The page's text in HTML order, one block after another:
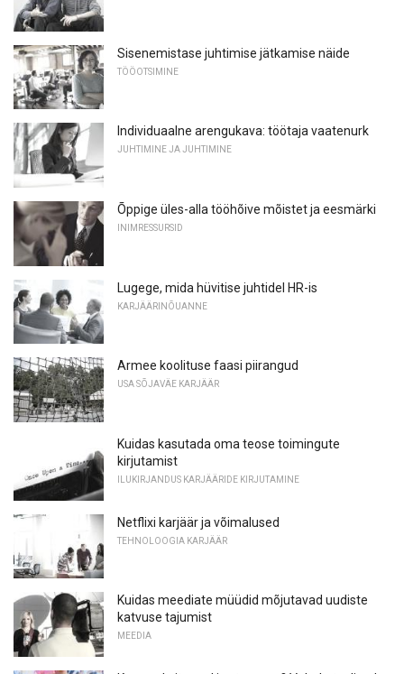
Sisenemistase juhtimise jätkamise näide
TÖÖOTSIMINE
Individuaalne arengukava: töötaja vaatenurk
JUHTIMINE JA JUHTIMINE
Õppige üles-alla tööhõive mõistet ja eesmärki
INIMRESSURSID
Lugege, mida hüvitise juhtidel HR-is
KARJÄÄRINÕUANNE
Armee koolituse faasi piirangud
USA SÕJAVÄE KARJÄÄR
Kuidas kasutada oma teose toimingute
kirjutamist
ILUKIRJANDUS KARJÄÄRIDE KIRJUTAMINE
Netflixi karjäär ja võimalused
TEHNOLOOGIA KARJÄÄR
Kuidas meediate müüdid mõjutavad uudiste
katvuse tajumist
MEEDIA